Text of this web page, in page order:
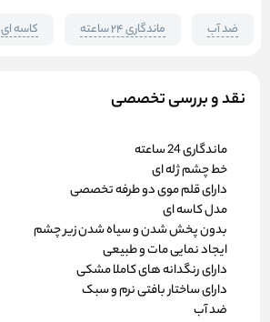
نقد و بررسی تخصصی
ماندگاری 24 ساعته
خط چشم ژله ای
دارای قلم موی دو طرفه تخصصی
مدل کاسه ای
بدون پخش شدن و سیاه شدن زیر چشم
ایجاد نمایی مات و طبیعی
دارای رنگدانه های کاملا مشکی
دارای ساختار بافتی نرم و سبک
ضد آب
ضد آب ماندگاری ۲۴ ساعته کاسه ای